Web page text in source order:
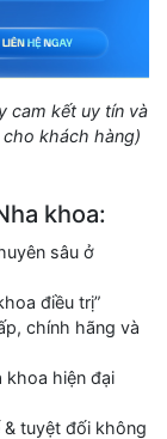
cam kết uy tín và
khách hàng)
khoa:
sâu ở
điều trị”
chính hãng và
khoa hiện đại
tuyệt đối không